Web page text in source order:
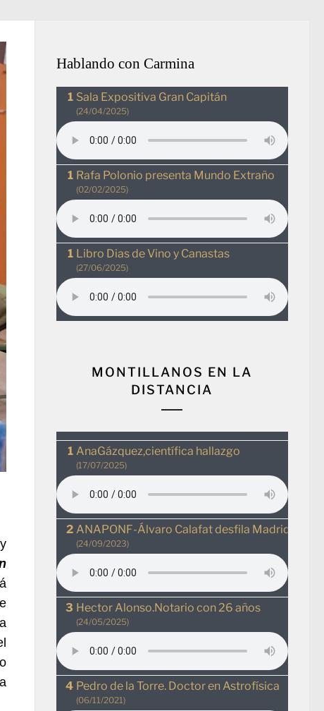
Hablando con Carmina
Sala Expositiva Gran Capitán
(24/04/2025)
Rafa Polonio presenta Mundo Extraño
(02/02/2025)
Libro Dias de Vino y Canastas
(27/06/2025)
MONTILLANOS EN LA
DISTANCIA
AnaGázquez,científica hallazgo
(17/07/2025)
ANAPONF-Álvaro Calafat desfila MadridRio
(24/09/2023)
Hector Alonso.Notario con 26 años
(24/05/2025)
Pedro de la Torre. Doctor en Astrofísica
(06/11/2021)